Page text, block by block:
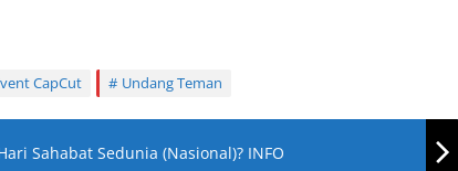
CapCut Undang Teman
Sahabat Sedunia (Nasional)? INFO